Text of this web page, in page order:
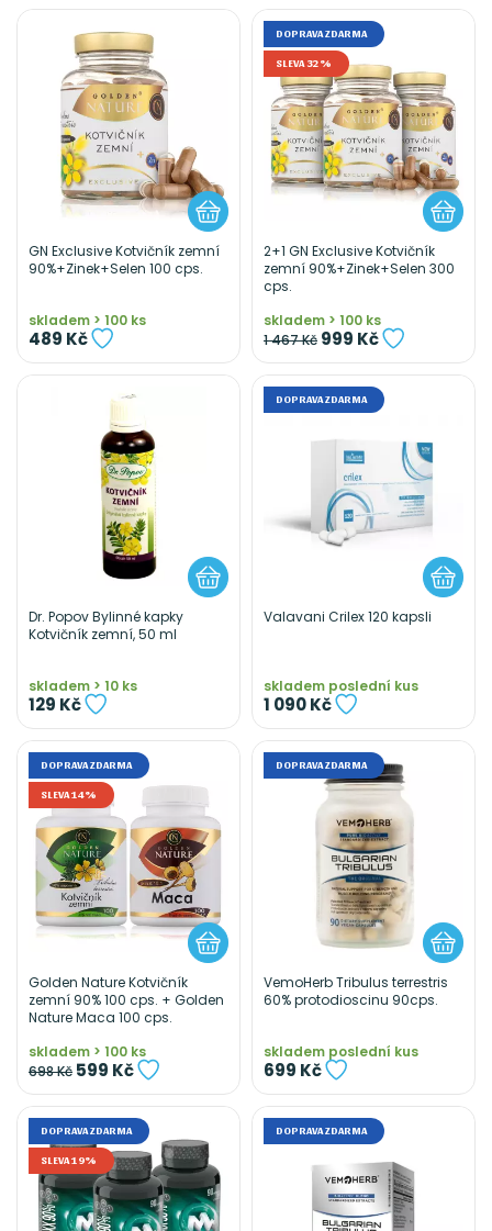
GN Exclusive Kotvičník zemní
90%+Zinek+Selen 100 cps.
skladem > 100 ks
489 Kč
DOPRAVA ZDARMA
SLEVA 32%
2+1 GN Exclusive Kotvičník
zemní 90%+Zinek+Selen 300
cps.
skladem > 100 ks
1 467 Kč 999 Kč
Dr. Popov Bylinné kapky
Kotvičník zemní, 50 ml
skladem > 10 ks
129 Kč
DOPRAVA ZDARMA
Valavani Crilex 120 kapsli
skladem poslední kus
1 090 Kč
DOPRAVA ZDARMA
SLEVA 14%
Golden Nature Kotvičník
zemní 90% 100 cps. + Golden
Nature Maca 100 cps.
skladem > 100 ks
698 Kč 599 Kč
DOPRAVA ZDARMA
VemoHerb Tribulus terrestris
60% protodioscinu 90cps.
skladem poslední kus
699 Kč
DOPRAVA ZDARMA
SLEVA 19%
DOPRAVA ZDARMA